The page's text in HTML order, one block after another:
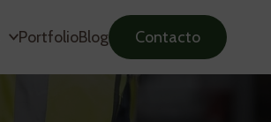
PortfolioBlog Contacto